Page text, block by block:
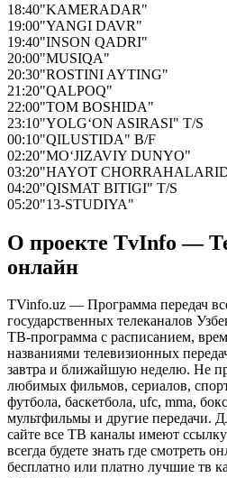
18:40"KAMERADAR"
19:00"YANGI DAVR"
19:40"INSON QADRI"
20:00"MUSIQA"
20:30"ROSTINI AYTING"
21:20"QALPOQ"
22:00"TOM BOSHIDA"
23:10"YOLG‘ON ASIRASI" T/S
00:10"QILUSTIDA" B/F
02:20"MO‘JIZAVIY DUNYO"
03:20"HAYOT
04:20"QISMAT BITIGI" T/S
05:20"13-STUDIYA"
О проекте TvInfo —
онлайн
TVinfo.uz — Программа передач
государственных телеканалов
ТВ-программа с расписанием,
названиями телевизионных
завтра и ближайшую неделю. Не
любимых фильмов, сериалов,
футбола, баскетбола, ufc, mma,
мультфильмы и другие передачи.
сайте все ТВ каналы имеют
всегда будете знать где смотреть
бесплатно или платно лучшие тв